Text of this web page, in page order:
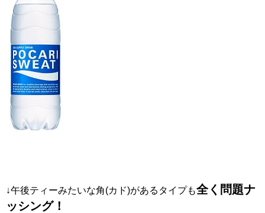
↓午後ティーみたいな角(カド)があるタイプも全く問題ナ
ッシング！